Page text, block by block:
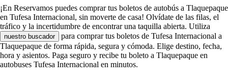
¡En Reservamos puedes comprar tus boletos de autobús a Tlaquepaque
en Tufesa Internacional, sin moverte de casa! Olvídate de las filas, el
tráfico y la incertidumbre de encontrar una taquilla abierta. Utiliza
nuestro buscador
para comprar tus boletos de Tufesa Internacional a
Tlaquepaque de forma rápida, segura y cómoda. Elige destino, fecha,
hora y asientos. Paga seguro y recibe tu boleto a Tlaquepaque en
autobuses Tufesa Internacional en minutos.